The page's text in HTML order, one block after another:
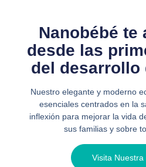
Nanobébé te
desde las
del desarrollo
Nuestro elegante y moderno
esenciales centrados en la
inflexión para mejorar la vida
sus familias y sobre
Visita Nuestra